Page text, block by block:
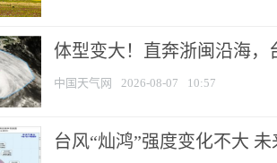
体型变大！直奔浙闽沿海，
中国天气网 2026-08-07 10:57
台风“灿鸿”强度变化不大